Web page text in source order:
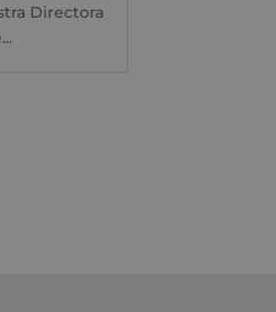
Directora